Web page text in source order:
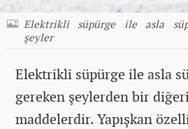
Elektrikli süpürge ile asla
şeyler
Elektrikli süpürge ile asla
gereken şeylerden bir
maddelerdir. Yapışkan